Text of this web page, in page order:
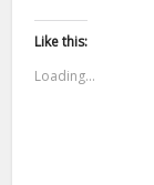
Like this:
Loading...